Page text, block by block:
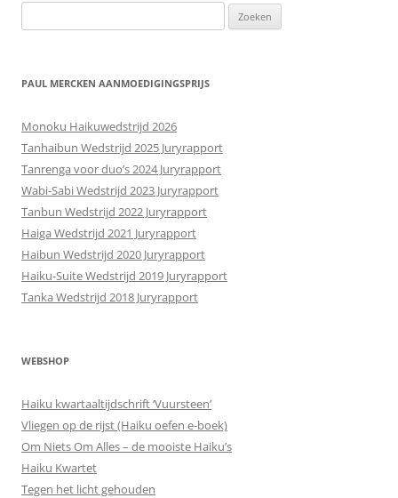
naar:
PAUL MERCKEN AANMOEDIGINGSPRIJS
Monoku Haikuwedstrijd 2026
Tanhaibun Wedstrijd 2025 Juryrapport
Tanrenga voor duo’s 2024 Juryrapport
Wabi-Sabi Wedstrijd 2023 Juryrapport
Tanbun Wedstrijd 2022 Juryrapport
Haiga Wedstrijd 2021 Juryrapport
Haibun Wedstrijd 2020 Juryrapport
Haiku-Suite Wedstrijd 2019 Juryrapport
Tanka Wedstrijd 2018 Juryrapport
WEBSHOP
Haiku kwartaaltijdschrift ‘Vuursteen’
Vliegen op de rijst (Haiku oefen e-boek)
Om Niets Om Alles – de mooiste Haiku’s
Haiku Kwartet
Tegen het licht gehouden